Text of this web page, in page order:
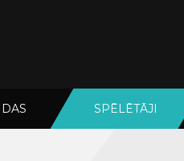
SPĒLĒTĀJI